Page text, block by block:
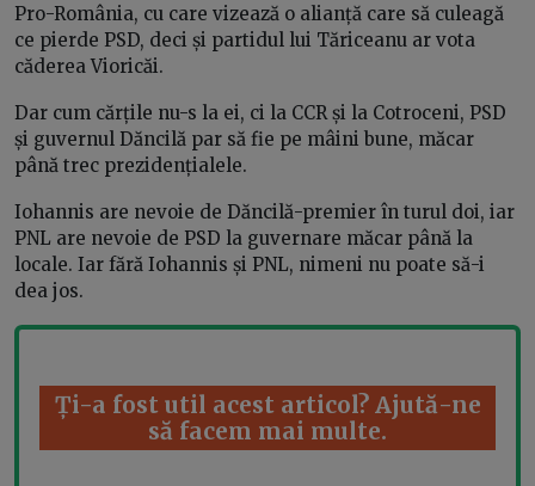
Pro-România, cu care vizează o alianță care să culeagă
ce pierde PSD, deci și partidul lui Tăriceanu ar vota
căderea Vioricăi.
Dar cum cărțile nu-s la ei, ci la CCR și la Cotroceni, PSD
și guvernul Dăncilă par să fie pe mâini bune, măcar
până trec prezidențialele.
Iohannis are nevoie de Dăncilă-premier în turul doi, iar
PNL are nevoie de PSD la guvernare măcar până la
locale. Iar fără Iohannis și PNL, nimeni nu poate să-i
dea jos.
Ți-a fost util acest articol? Ajută-ne
să facem mai multe.